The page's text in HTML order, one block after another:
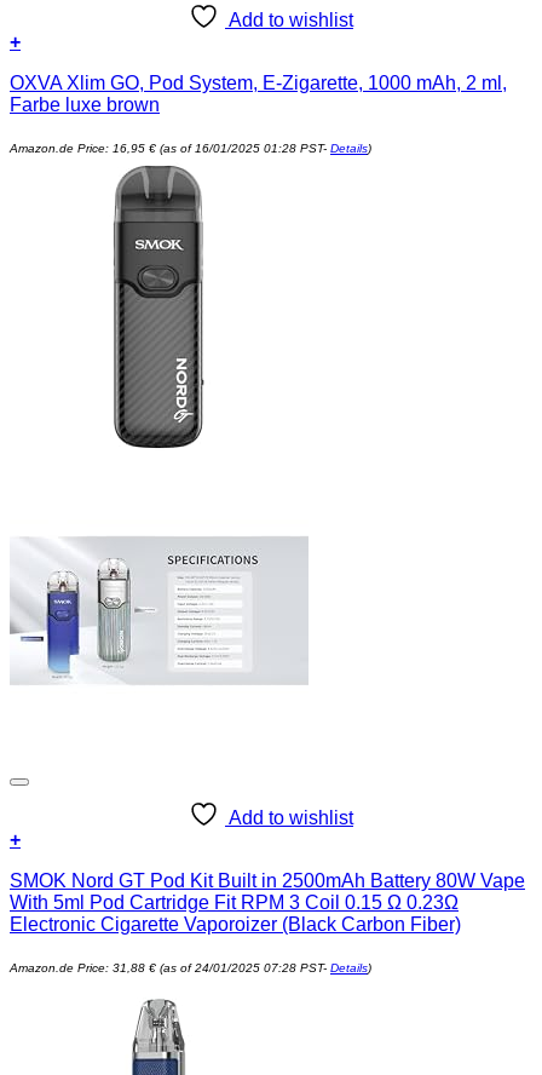
Add to wishlist
+
OXVA Xlim GO, Pod System, E-Zigarette, 1000 mAh, 2 ml,
Farbe luxe brown
Amazon.de Price: 16,95 € (as of 16/01/2025 01:28 PST- Details)
Add to wishlist
+
SMOK Nord GT Pod Kit Built in 2500mAh Battery 80W Vape
With 5ml Pod Cartridge Fit RPM 3 Coil 0.15 Ω 0.23Ω
Electronic Cigarette Vaporoizer (Black Carbon Fiber)
Amazon.de Price: 31,88 € (as of 24/01/2025 07:28 PST- Details)